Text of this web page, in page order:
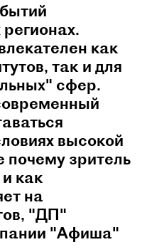
как
так и для
сфер.
высокой
почему зритель
как
на
"ДП"
"Афиша"